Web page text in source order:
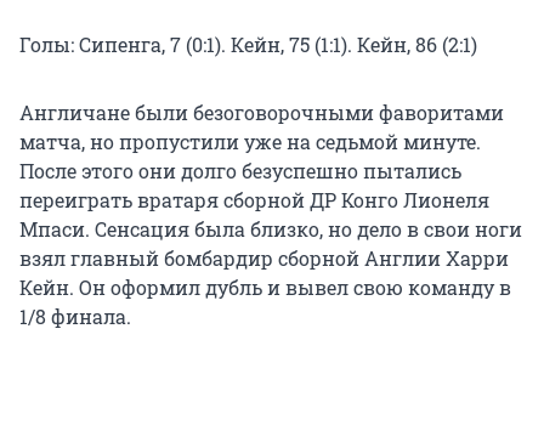
Голы: Сипенга, 7 (0:1). Кейн, 75 (1:1). Кейн, 86 (2:1)
Англичане были безоговорочными фаворитами
матча, но пропустили уже на седьмой минуте.
После этого они долго безуспешно пытались
переиграть вратаря сборной ДР Конго Лионеля
Мпаси. Сенсация была близко, но дело в свои ноги
взял главный бомбардир сборной Англии Харри
Кейн. Он оформил дубль и вывел свою команду в
1/8 финала.